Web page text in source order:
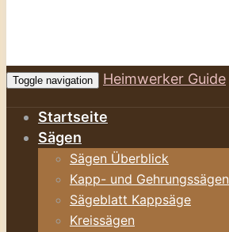
Toggle navigation Heimwerker Guide
Startseite
Sägen
Sägen Überblick
Kapp- und Gehrungssägen
Sägeblatt Kappsäge
Kreissägen